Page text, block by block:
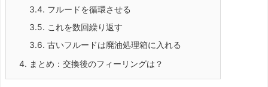
3.4. フルードを循環させる
3.5. これを数回繰り返す
3.6. 古いフルードは廃油処理箱に入れる
4. まとめ：交換後のフィーリングは？